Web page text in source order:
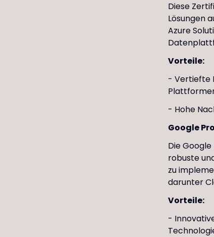
Diese
Lösungen
Azure
Vorteile:
- Vertiefte
- Hohe
Google
Die
robuste
zu
darunter
Vorteile:
-